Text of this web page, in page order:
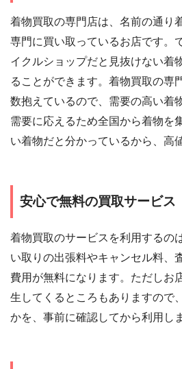
着物買取の専門店は、名前の通り
専門に買い取っているお店です。
イクルショップだと見抜けない着
ることができます。着物買取の専
数抱えているので、需要の高い着
需要に応えるため全国から着物を
い着物だと分かっているから、高
安心で無料の買取サービス
着物買取のサービスを利用するの
い取りの出張料やキャンセル料、
費用が無料になります。ただしお
生してくるところもありますので
かを、事前に確認してから利用し